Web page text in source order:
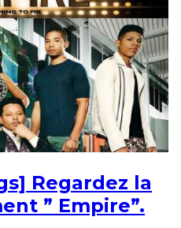
Regardez la
” Empire”.